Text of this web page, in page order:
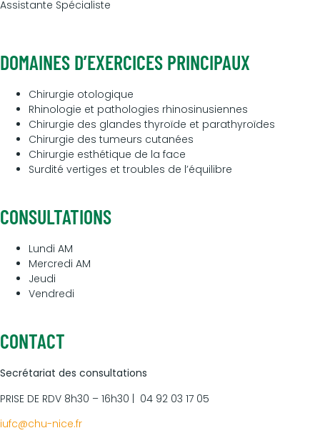
Assistante Spécialiste
DOMAINES D’EXERCICES PRINCIPAUX
Chirurgie otologique
Rhinologie et pathologies rhinosinusiennes
Chirurgie des glandes thyroïde et parathyroïdes
Chirurgie des tumeurs cutanées
Chirurgie esthétique de la face
Surdité vertiges et troubles de l’équilibre
CONSULTATIONS
Lundi AM
Mercredi AM
Jeudi
Vendredi
CONTACT
Secrétariat des consultations
PRISE DE RDV 8h30 – 16h30 | 04 92 03 17 05
iufc@chu-nice.fr